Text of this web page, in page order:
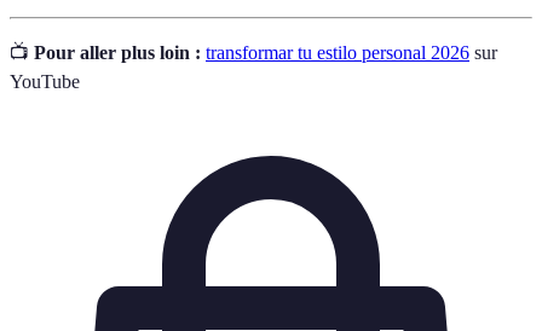
📺 Pour aller plus loin : transformar tu estilo personal 2026 sur
YouTube